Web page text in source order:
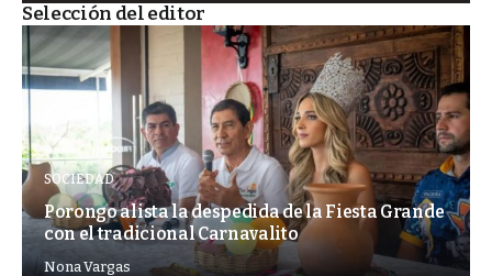
Selección del editor
SOCIEDAD
Porongo alista la despedida de la Fiesta Grande
con el tradicional Carnavalito
Nona Vargas